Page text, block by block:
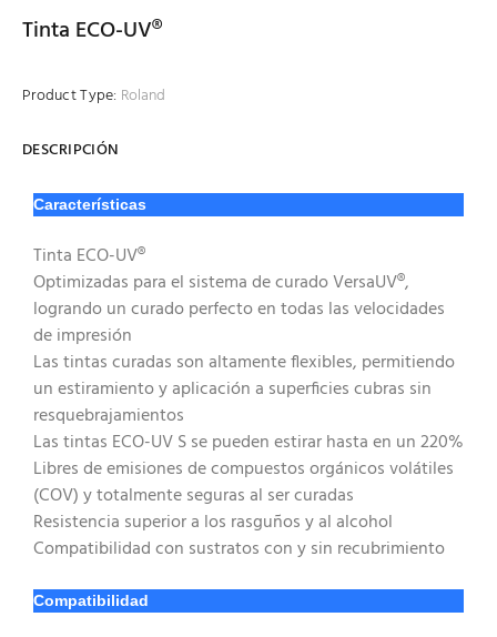
Tinta ECO-UV®
Product Type: Roland
DESCRIPCIÓN
Características
Tinta ECO-UV®
Optimizadas para el sistema de curado VersaUV®,
logrando un curado perfecto en todas las velocidades
de impresión
Las tintas curadas son altamente flexibles, permitiendo
un estiramiento y aplicación a superficies cubras sin
resquebrajamientos
Las tintas ECO-UV S se pueden estirar hasta en un 220%
Libres de emisiones de compuestos orgánicos volátiles
(COV) y totalmente seguras al ser curadas
Resistencia superior a los rasguños y al alcohol
Compatibilidad con sustratos con y sin recubrimiento
Compatibilidad